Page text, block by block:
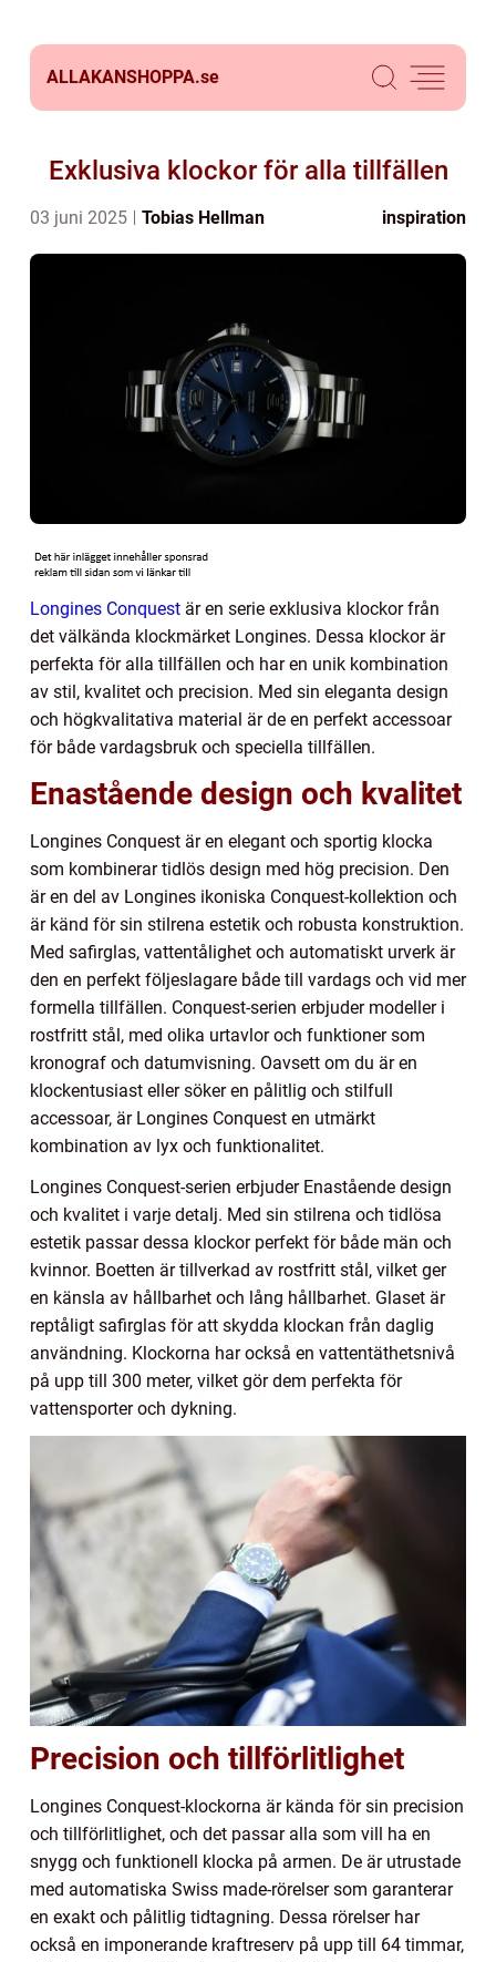
ALLAKANSHOPPA.se
Exklusiva klockor för alla tillfällen
03 juni 2025 Tobias Hellman inspiration
Longines Conquest är en serie exklusiva klockor från
det välkända klockmärket Longines. Dessa klockor är
perfekta för alla tillfällen och har en unik kombination
av stil, kvalitet och precision. Med sin eleganta design
och högkvalitativa material är de en perfekt accessoar
för både vardagsbruk och speciella tillfällen.
Enastående design och kvalitet
Longines Conquest är en elegant och sportig klocka
som kombinerar tidlös design med hög precision. Den
är en del av Longines ikoniska Conquest-kollektion och
är känd för sin stilrena estetik och robusta konstruktion.
Med safirglas, vattentålighet och automatiskt urverk är
den en perfekt följeslagare både till vardags och vid mer
formella tillfällen. Conquest-serien erbjuder modeller i
rostfritt stål, med olika urtavlor och funktioner som
kronograf och datumvisning. Oavsett om du är en
klockentusiast eller söker en pålitlig och stilfull
accessoar, är Longines Conquest en utmärkt
kombination av lyx och funktionalitet.
Longines Conquest-serien erbjuder Enastående design
och kvalitet i varje detalj. Med sin stilrena och tidlösa
estetik passar dessa klockor perfekt för både män och
kvinnor. Boetten är tillverkad av rostfritt stål, vilket ger
en känsla av hållbarhet och lång hållbarhet. Glaset är
reptåligt safirglas för att skydda klockan från daglig
användning. Klockorna har också en vattentäthetsnivå
på upp till 300 meter, vilket gör dem perfekta för
vattensporter och dykning.
Precision och tillförlitlighet
Longines Conquest-klockorna är kända för sin precision
och tillförlitlighet, och det passar alla som vill ha en
snygg och funktionell klocka på armen. De är utrustade
med automatiska Swiss made-rörelser som garanterar
en exakt och pålitlig tidtagning. Dessa rörelser har
också en imponerande kraftreserv på upp till 64 timmar,